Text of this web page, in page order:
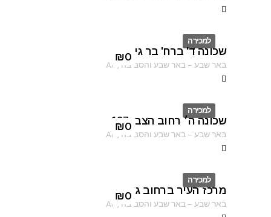
למכירה
ID
₪0
שכונה ד' ברח' בר גיורא
באר שבע–באר שבע והסביבה ,
AF
למכירה
ID
₪0
שכונה ה׳ רחוב הצבי 137
באר שבע–באר שבע והסביבה ,
AF
למכירה
ID
₪0
מרכז העיר ברחוב גורדון
באר שבע–באר שבע והסביבה ,
AF